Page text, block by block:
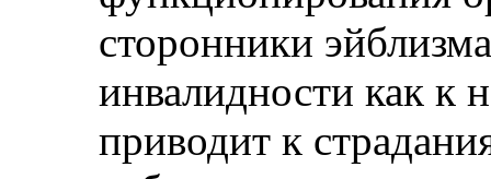
сторонники
инвалидности как к
приводит к